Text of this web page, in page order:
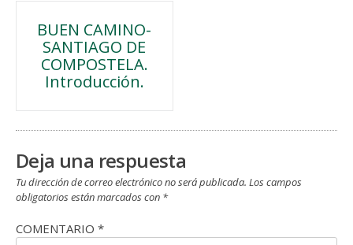
Navegación
de
entradas
BUEN CAMINO-
SANTIAGO DE
COMPOSTELA.
Introducción.
Deja una respuesta
Tu dirección de correo electrónico no será publicada. Los campos
obligatorios están marcados con *
COMENTARIO *